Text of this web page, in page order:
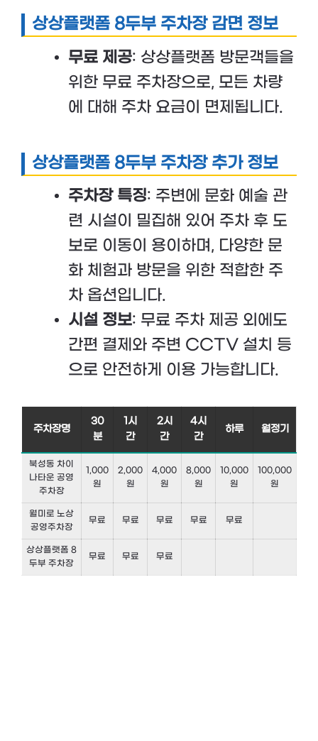
상상플랫폼 8두부 주차장 감면 정보
무료 제공: 상상플랫폼 방문객들을
위한 무료 주차장으로, 모든 차량
에 대해 주차 요금이 면제됩니다.
상상플랫폼 8두부 주차장 추가 정보
주차장 특징: 주변에 문화 예술 관
련 시설이 밀집해 있어 주차 후 도
보로 이동이 용이하며, 다양한 문
화 체험과 방문을 위한 적합한 주
차 옵션입니다.
시설 정보: 무료 주차 제공 외에도
간편 결제와 주변 CCTV 설치 등
으로 안전하게 이용 가능합니다.
주차장명
30
분
1시
간
2시
간
4시
간
하루 월정기
북성동 차이
나타운 공영
주차장
1,000
원
2,000
원
4,000
원
8,000
원
10,000
원
100,000
원
월미로 노상
공영주차장
무료 무료 무료 무료 무료
상상플랫폼 8
두부 주차장
무료 무료 무료